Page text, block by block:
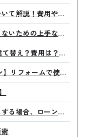
て解説！費用や期
いための上手な進
替え？費用は？後
】リフォームで使え
る場合、ローンは